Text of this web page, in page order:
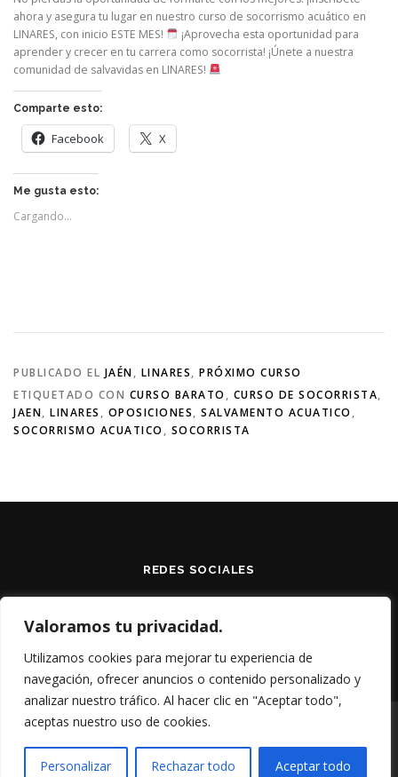
Valoramos tu privacidad.
Utilizamos cookies para mejorar tu experiencia de
navegación, ofrecer anuncios o contenido personalizado y
analizar nuestro tráfico. Al hacer clic en "Aceptar todo",
aceptas nuestro uso de cookies.
Personalizar Rechazar todo Aceptar todo
ahora y asegura tu lugar en nuestro curso de socorrismo acuático en
LINARES, con inicio ESTE MES!
¡Aprovecha esta oportunidad para
aprender y crecer en tu carrera como socorrista! ¡Únete a nuestra
comunidad de salvavidas en LINARES!
Comparte esto:
Facebook X
Me gusta esto:
Cargando...
PUBLICADO EL JAÉN, LINARES, PRÓXIMO CURSO
ETIQUETADO CON CURSO BARATO, CURSO DE SOCORRISTA,
JAEN, LINARES, OPOSICIONES, SALVAMENTO ACUATICO,
SOCORRISMO ACUATICO, SOCORRISTA
REDES SOCIALES
Copyright © 2026 S.I.R.–TemaOnePresshecho por
FameThemes